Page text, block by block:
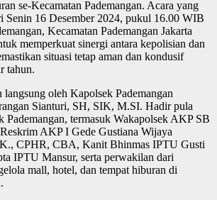
se-Kecamatan Pademangan. Acara yang
Senin 16 Desember 2024, pukul 16.00 WIB
Kecamatan Pademangan Jakarta
memperkuat sinergi antara kepolisian dan
situasi tetap aman dan kondusif
tahun.
oleh Kapolsek Pademangan
Sianturi, SH, SIK, M.SI. Hadir pula
Pademangan, termasuk Wakapolsek AKP SB
AKP I Gede Gustiana Wijaya
CPHR, CBA, Kanit Bhinmas IPTU Gusti
IPTU Mansur, serta perwakilan dari
mall, hotel, dan tempat hiburan di